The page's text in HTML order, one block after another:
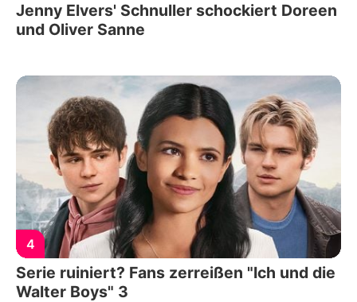
Jenny Elvers' Schnuller schockiert Doreen
und Oliver Sanne
4
Serie ruiniert? Fans zerreißen "Ich und die
Walter Boys" 3